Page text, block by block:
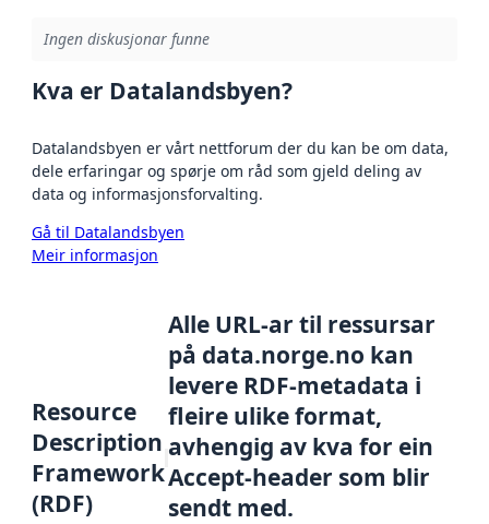
Ingen diskusjonar funne
Kva er Datalandsbyen?
Datalandsbyen er vårt nettforum der du kan be om data,
dele erfaringar og spørje om råd som gjeld deling av
data og informasjonsforvalting.
Gå til Datalandsbyen
Meir informasjon
Resource
Description
Framework
(RDF)
Alle URL-ar til ressursar
på data.norge.no kan
levere RDF-metadata i
fleire ulike format,
avhengig av kva for ein
Accept-header som blir
sendt med.